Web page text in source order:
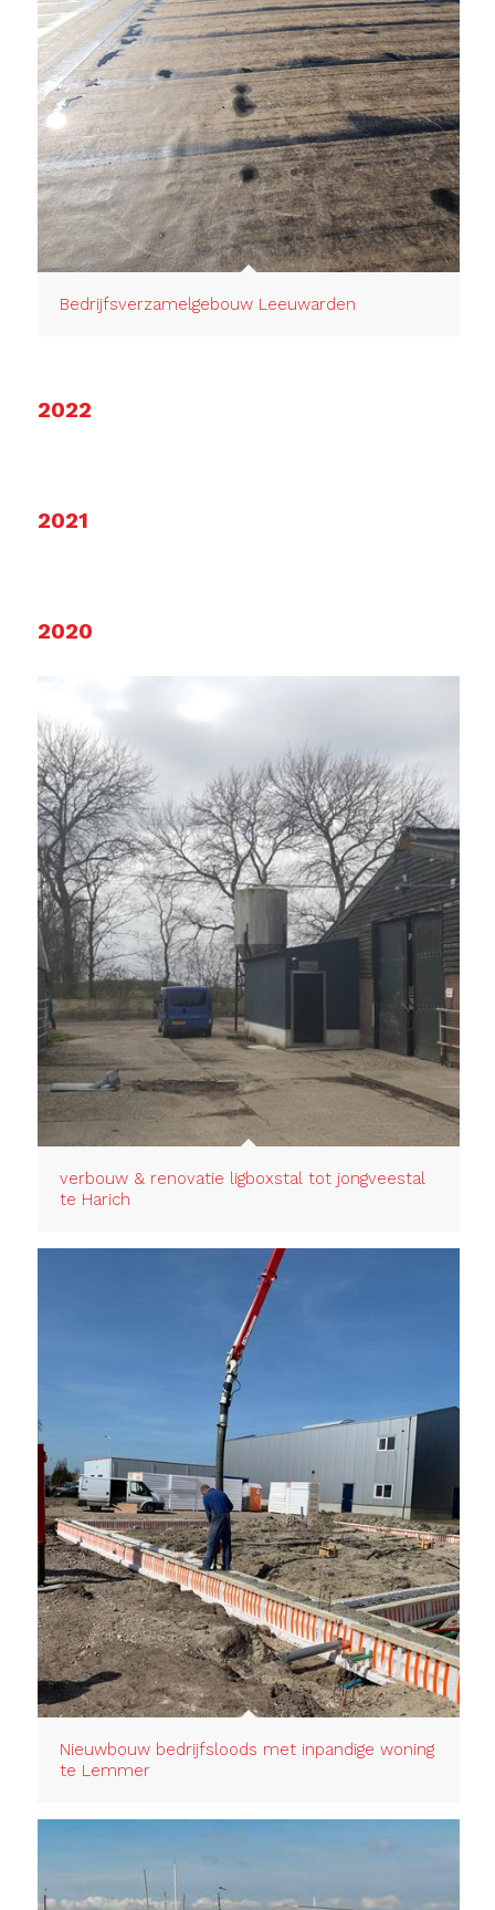
Bedrijfsverzamelgebouw Leeuwarden
2022
2021
2020
verbouw & renovatie ligboxstal tot jongveestal
te Harich
Nieuwbouw bedrijfsloods met inpandige woning
te Lemmer